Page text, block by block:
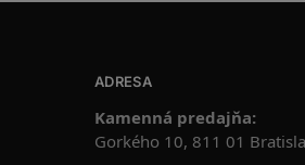
ADRESA
Kamenná predajňa:
Gorkého 10, 811 01